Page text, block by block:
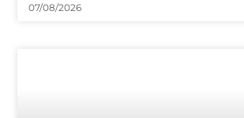
07/08/2026